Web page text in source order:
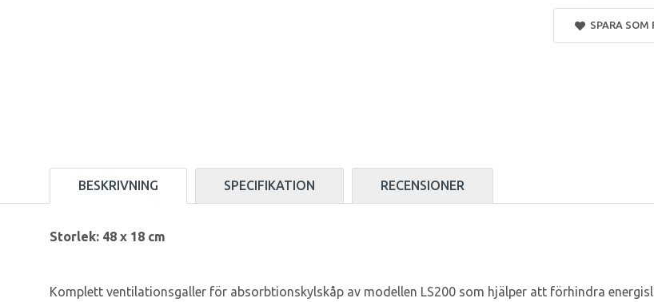
SPARA SOM
BESKRIVNING SPECIFIKATION RECENSIONER
Storlek: 48 x 18 cm
Komplett ventilationsgaller för absorbtionskylskåp av modellen LS200 som hjälper att förhindra